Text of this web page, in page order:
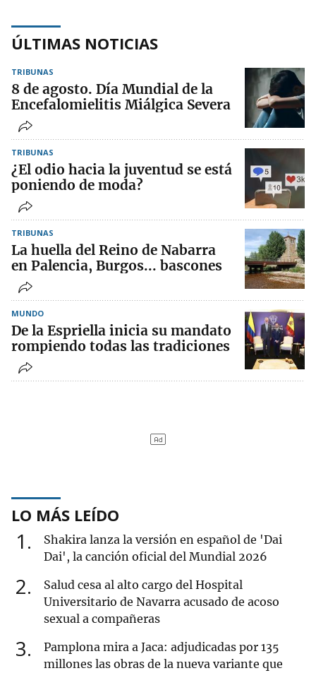
ÚLTIMAS NOTICIAS
TRIBUNAS
8 de agosto. Día Mundial de la
Encefalomielitis Miálgica Severa
TRIBUNAS
¿El odio hacia la juventud se está
poniendo de moda?
TRIBUNAS
La huella del Reino de Nabarra
en Palencia, Burgos... bascones
MUNDO
De la Espriella inicia su mandato
rompiendo todas las tradiciones
LO MÁS LEÍDO
1
Shakira lanza la versión en español de 'Dai
Dai', la canción oficial del Mundial 2026
2
Salud cesa al alto cargo del Hospital
Universitario de Navarra acusado de acoso
sexual a compañeras
3
Pamplona mira a Jaca: adjudicadas por 135
millones las obras de la nueva variante que